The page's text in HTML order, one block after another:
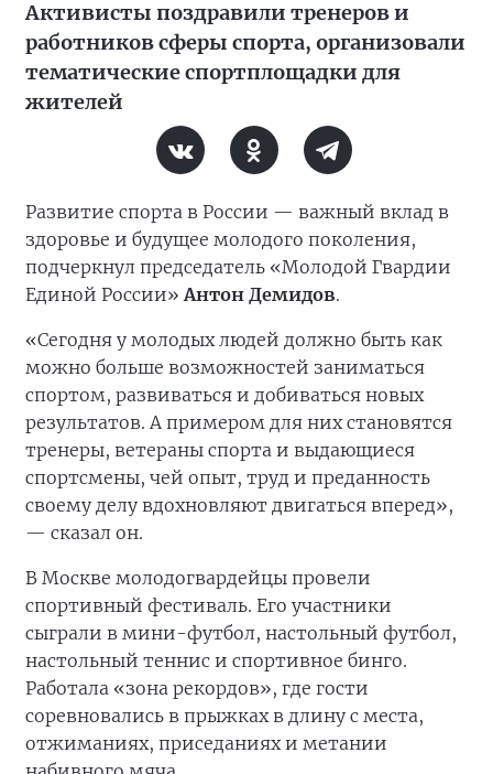
Активисты поздравили тренеров и
работников сферы спорта, организовали
тематические спортплощадки для
жителей
Развитие спорта в России — важный вклад в
здоровье и будущее молодого поколения,
подчеркнул председатель «Молодой Гвардии
Единой России»Антон Демидов.
«Сегодня у молодых людей должно быть как
можно больше возможностей заниматься
спортом, развиваться и добиваться новых
результатов. А примером для них становятся
тренеры, ветераны спорта и выдающиеся
спортсмены, чей опыт, труд и преданность
своему делу вдохновляют двигаться вперед»,
— сказал он.
В Москве молодогвардейцы провели
спортивный фестиваль. Его участники
сыграли в мини-футбол, настольный футбол,
настольный теннис и спортивное бинго.
Работала «зона рекордов», где гости
соревновались в прыжках в длину с места,
отжиманиях, приседаниях и метании